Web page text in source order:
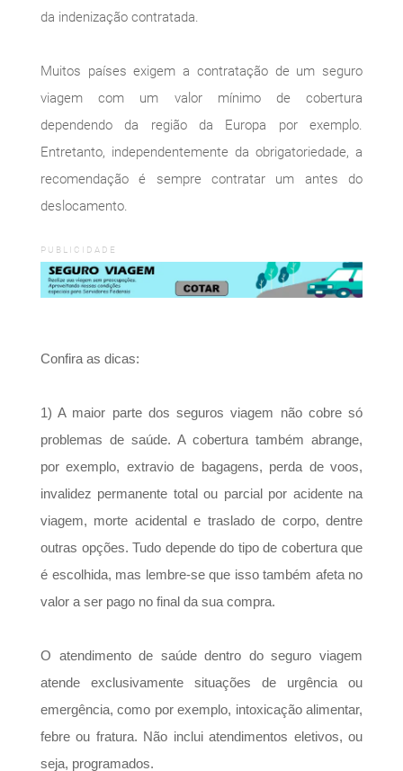
da indenização contratada.
Muitos países exigem a contratação de um seguro
viagem com um valor mínimo de cobertura
dependendo da região da Europa por exemplo.
Entretanto, independentemente da obrigatoriedade, a
recomendação é sempre contratar um antes do
deslocamento.
PUBLICIDADE
Confira as dicas:
1) A maior parte dos seguros viagem não cobre só
problemas de saúde. A cobertura também abrange,
por exemplo, extravio de bagagens, perda de voos,
invalidez permanente total ou parcial por acidente na
viagem, morte acidental e traslado de corpo, dentre
outras opções. Tudo depende do tipo de cobertura que
é escolhida, mas lembre-se que isso também afeta no
valor a ser pago no final da sua compra.
O atendimento de saúde dentro do seguro viagem
atende exclusivamente situações de urgência ou
emergência, como por exemplo, intoxicação alimentar,
febre ou fratura. Não inclui atendimentos eletivos, ou
seja, programados.